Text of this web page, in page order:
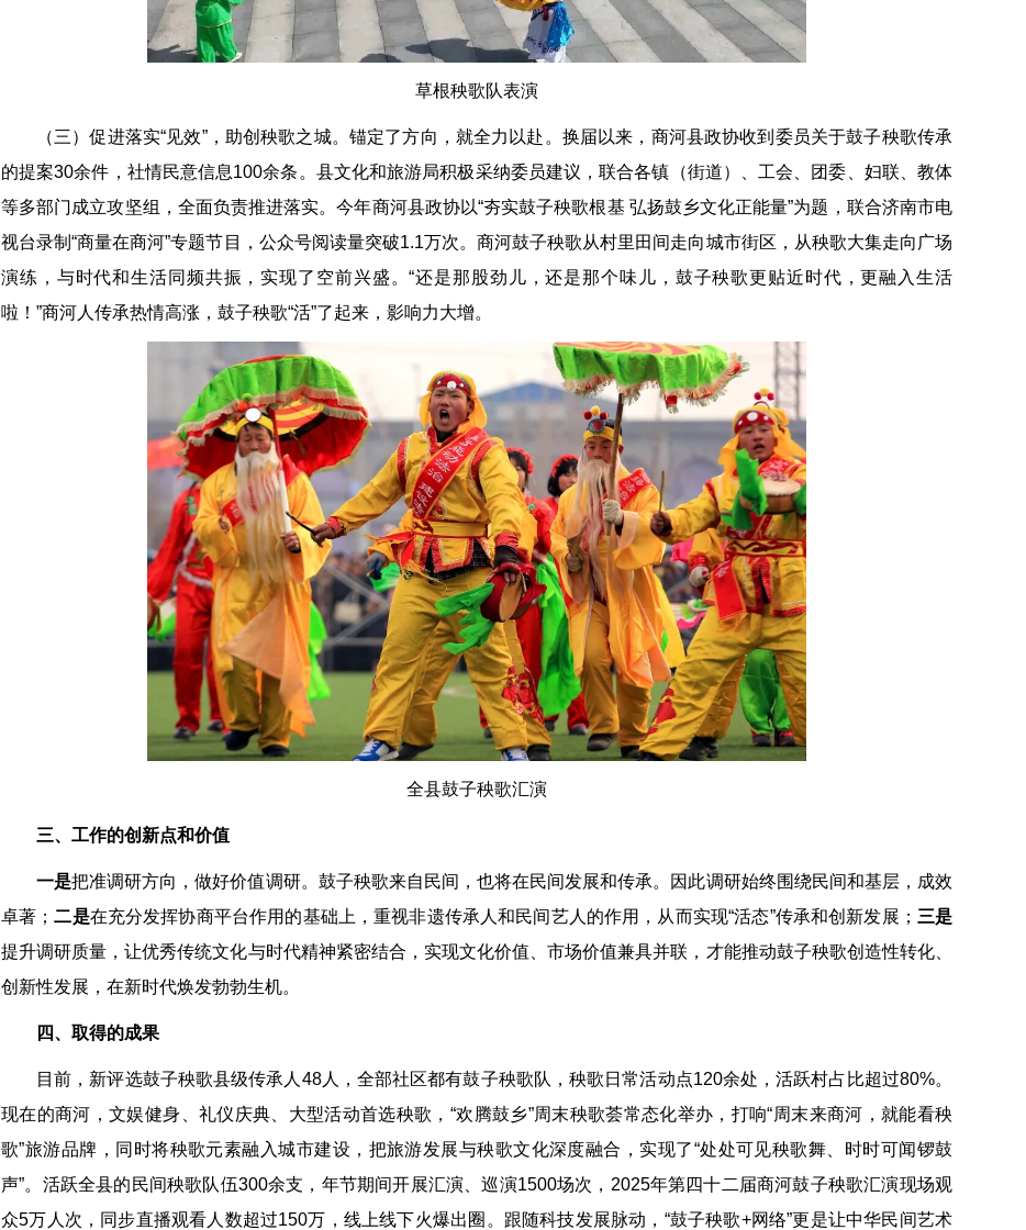
草根秧歌队表演
（三）促进落实“见效”，助创秧歌之城。锚定了方向，就全力以赴。换届以来，商河县政协收到委员关于鼓子秧歌传承
的提案30余件，社情民意信息100余条。县文化和旅游局积极采纳委员建议，联合各镇（街道）、工会、团委、妇联、教体
等多部门成立攻坚组，全面负责推进落实。今年商河县政协以“夯实鼓子秧歌根基 弘扬鼓乡文化正能量”为题，联合济南市电
视台录制“商量在商河”专题节目，公众号阅读量突破1.1万次。商河鼓子秧歌从村里田间走向城市街区，从秧歌大集走向广场
演练，与时代和生活同频共振，实现了空前兴盛。“还是那股劲儿，还是那个味儿，鼓子秧歌更贴近时代，更融入生活
啦！”商河人传承热情高涨，鼓子秧歌“活”了起来，影响力大增。
全县鼓子秧歌汇演
三、工作的创新点和价值
一是把准调研方向，做好价值调研。鼓子秧歌来自民间，也将在民间发展和传承。因此调研始终围绕民间和基层，成效
卓著；二是在充分发挥协商平台作用的基础上，重视非遗传承人和民间艺人的作用，从而实现“活态”传承和创新发展； 三是
提升调研质量，让优秀传统文化与时代精神紧密结合，实现文化价值、市场价值兼具并联，才能推动鼓子秧歌创造性转化、
创新性发展，在新时代焕发勃勃生机。
四、取得的成果
目前，新评选鼓子秧歌县级传承人48人，全部社区都有鼓子秧歌队，秧歌日常活动点120余处，活跃村占比超过80%。
现在的商河，文娱健身、礼仪庆典、大型活动首选秧歌，“欢腾鼓乡”周末秧歌荟常态化举办，打响“周末来商河，就能看秧
歌”旅游品牌，同时将秧歌元素融入城市建设，把旅游发展与秧歌文化深度融合，实现了“处处可见秧歌舞、时时可闻锣鼓
声”。活跃全县的民间秧歌队伍300余支，年节期间开展汇演、巡演1500场次，2025年第四十二届商河鼓子秧歌汇演现场观
众5万人次，同步直播观看人数超过150万，线上线下火爆出圈。跟随科技发展脉动，“鼓子秧歌+网络”更是让中华民间艺术